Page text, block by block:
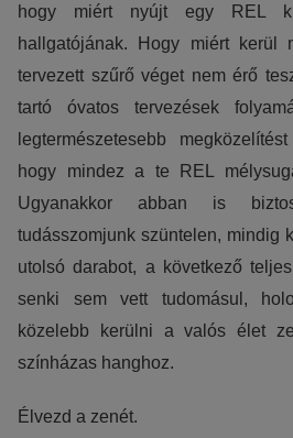
hogy miért nyújt egy REL
hallgatójának. Hogy miért kerül
tervezett szűrő véget nem érő
tartó óvatos tervezések
legtermészetesebb
hogy mindez a te REL
Ugyanakkor abban is
tudásszomjunk szüntelen, mindig
utolsó darabot, a következő
senki sem vett tudomásul,
közelebb kerülni a valós élet
színházas hanghoz.
Élvezd a zenét.